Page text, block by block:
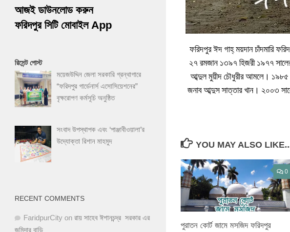
ফরিদপুর ঈদ গাহ্ ময়দান চাঁদমারি
২৭ রমজান ১৩৯৭ হিজরী ১৯৭৭
আব্দুল মুয়ীদ চৌধুরীর আমলে। ১৯৮৫
জনাব আব্দুস সাত্তার খান। ২০০৩
YOU MAY ALSO
0
পুরাতন কোর্ট জামে মসজিদ ফরিদপুর
আজই ডাউনলোড করুন
ফরিদপুর সিটি মোবাইল App
রিসেন্ট পোস্ট
ময়েজউদ্দিন জেলা সরকারি গ্রন্থাগারে
“ফরিদপুর গার্ডেনার্স এসোসিয়েশনের”
বৃক্ষরোপণ কর্মসূচি অনুষ্ঠিত
সংবাদ উপস্থাপক এবং ‘পাঞ্জাবীওয়ালা’র
উদ্যোক্তা রিশান মাহমুদ
RECENT COMMENTS
FaridpurCity on রায় সাহেব ঈশানচন্দ্র সরকার এর
জমিদার বাড়ি